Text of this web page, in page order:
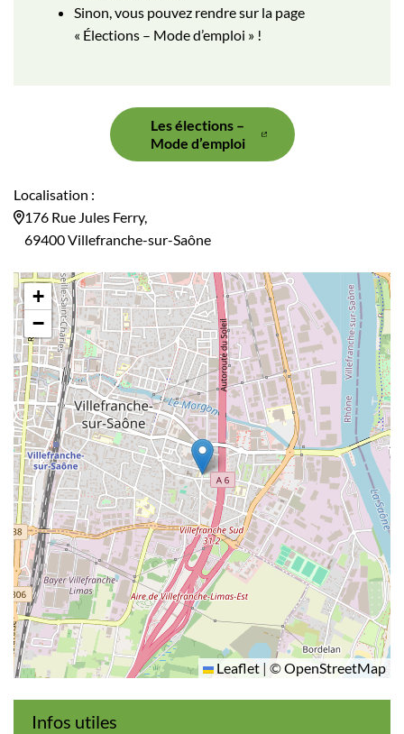
Sinon, vous pouvez rendre sur la page
« Élections – Mode d’emploi » !
Les élections –
Mode d’emploi
Localisation :
176 Rue Jules Ferry,
69400 Villefranche-sur-Saône
+
−
Leaflet | ©OpenStreetMap
Infos utiles